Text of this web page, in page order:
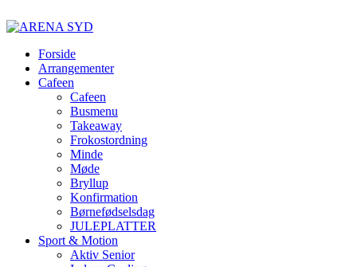
Forside
Arrangementer
Cafeen
Cafeen
Busmenu
Takeaway
Frokostordning
Minde
Møde
Bryllup
Konfirmation
Børnefødselsdag
JULEPLATTER
Sport & Motion
Aktiv Senior